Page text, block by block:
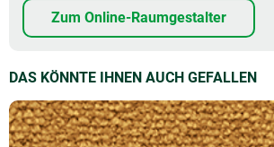
Zum Online-Raumgestalter
DAS KÖNNTE IHNEN AUCH GEFALLEN